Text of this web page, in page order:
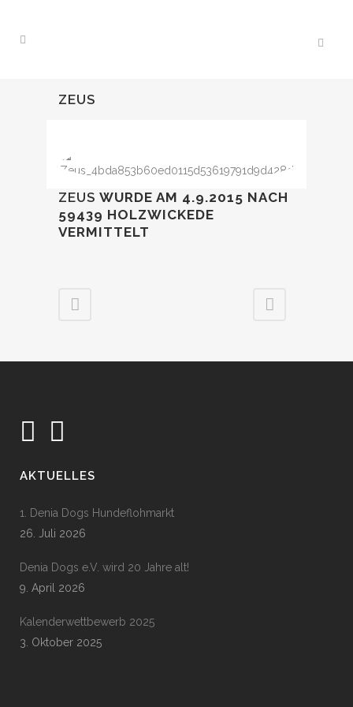
ZEUS
ZEUS WURDE AM 4.9.2015 NACH
59439 HOLZWICKEDE
VERMITTELT
AKTUELLES
1. Denia Dogs Hundeflohmarkt
26. Juli 2026
Denia Dogs e.V. wird 20 Jahre alt!
9. April 2026
Kalenderwettbewerb 2025
3. Oktober 2025